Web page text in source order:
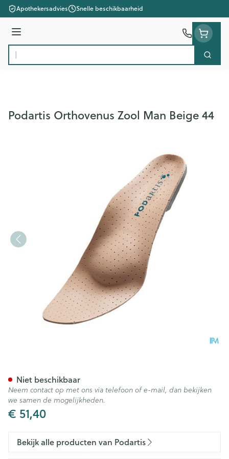
Ga naar de inhoud
Apothekersadvies Snelle beschikbaarheid
Menu
Product, merk, categorie... Zoek
Podartis Orthovenus Zool Man Beige 44
€ 51,40
Niet beschikbaar
Neem contact op met ons via telefoon of e-mail, dan bekijken
we samen de mogelijkheden.
Bekijk alle producten van Podartis